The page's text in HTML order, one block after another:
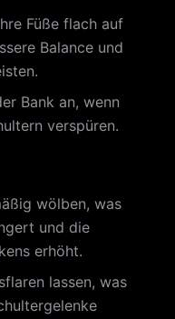
Füße flach auf
Balance und
Bank an, wenn
verspüren.
wölben, was
und die
erhöht.
lassen, was